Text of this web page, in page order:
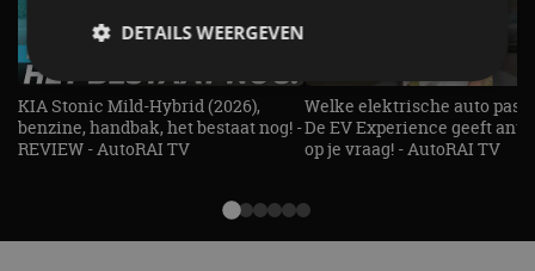
KIA Stonic Mild-Hybrid (2026),
benzine, handbak, het bestaat nog! -
REVIEW - AutoRAI TV
Welke elektrische auto past
De EV Experience geeft
op je vraag! - AutoRAI TV
DETAILS WEERGEVEN
Strikt noodzakelijk Prestatie
Targeting
Niet-geclassificeerd
Strikt noodzakelijke cookies maken de
kernfunctionaliteiten van de website mogelijk, zoals
gebruikersaanmelding en accountbeheer. De